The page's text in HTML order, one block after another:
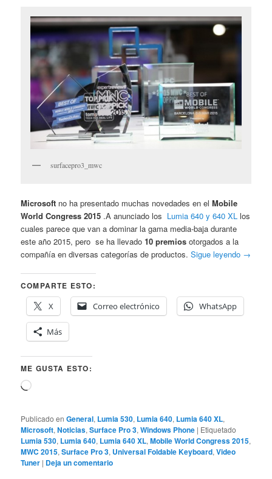
surfacepro3_mwc
Microsoft no ha presentado muchas novedades en elMobile
World Congress 2015 .A anunciado los Lumia 640 y 640 XL los
cuales parece que van a dominar la gama media-baja durante
este año 2015, pero se ha llevado10 premios otorgados a la
compañía en diversas categorías de productos.Sigue leyendo →
COMPARTE ESTO:
X
Correo electrónico WhatsApp
Más
ME GUSTA ESTO:
Cargando...
Publicado en General, Lumia 530, Lumia 640, Lumia 640 XL,
Microsoft,Noticias,Surface Pro 3,Windows Phone | Etiquetado
Lumia 530, Lumia 640, Lumia 640 XL,Mobile World Congress 2015,
MWC 2015,Surface Pro 3, Universal Foldable Keyboard,Video
Tuner | Deja un comentario